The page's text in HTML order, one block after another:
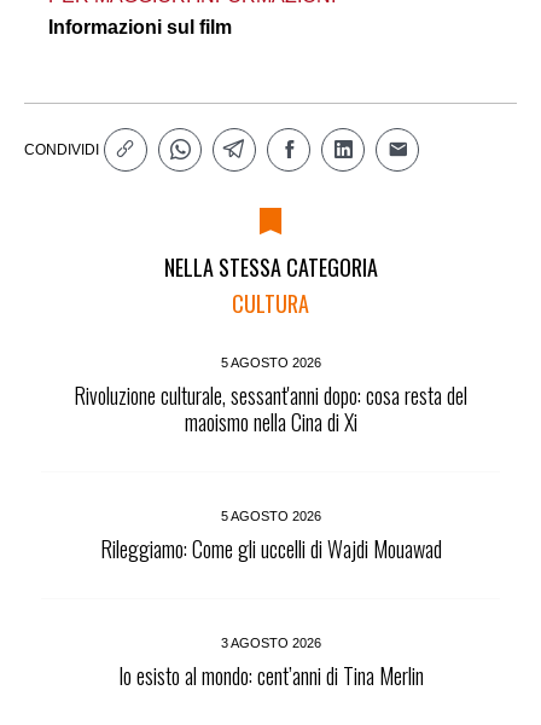
Informazioni sul film
CONDIVIDI
NELLA STESSA CATEGORIA
CULTURA
5 AGOSTO 2026
Rivoluzione culturale, sessant'anni dopo: cosa resta del
maoismo nella Cina di Xi
5 AGOSTO 2026
Rileggiamo: Come gli uccelli di Wajdi Mouawad
3 AGOSTO 2026
Io esisto al mondo: cent’anni di Tina Merlin